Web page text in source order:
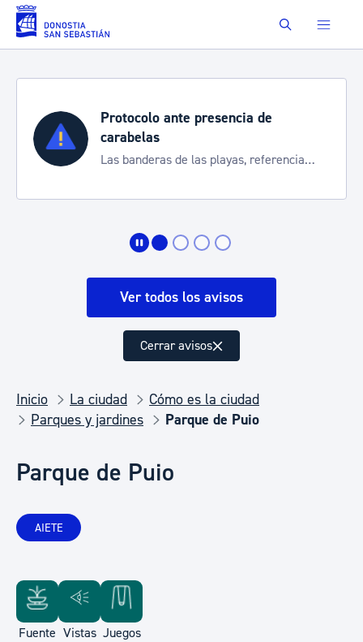
Saltar al contenido principal Buscar
Protocolo ante presencia de
carabelas
Las banderas de las playas, referencia
Ver todos los avisos
Cerrar avisos
Inicio La ciudad
Cómo es la ciudad
Parques y jardines
Parque de Puio
Parque de Puio
AIETE
Fuente Vistas Juegos